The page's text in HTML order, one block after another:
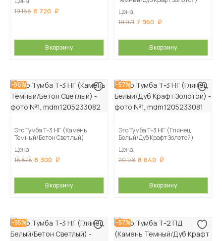
19 166 8 720
В корзину
Цена
19 071 7 960
В корзину
-56%
Эго Тумба Т-3 НГ (Камень
Темный/Бетон Светлый)
Цена
18 878 8 300
В корзину
-57%
Эго Тумба Т-3 НГ (Глянец
Белый/Дуб Крафт Золотой)
Цена
20 178 8 640
В корзину
-55% -57%